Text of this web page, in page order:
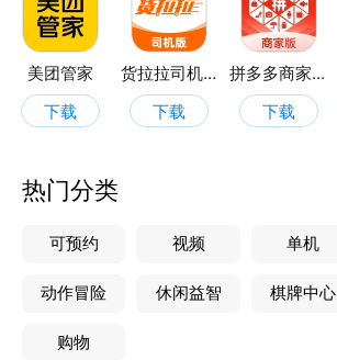
于一体的创新型移动应用平台。
美团管家
下载
货拉拉司机版
下载
拼多多商家版
下载
热门分类
可预约 视频 单机
动作冒险 休闲益智 棋牌中心
购物